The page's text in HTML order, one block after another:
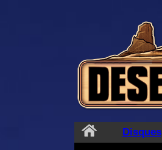
Disques